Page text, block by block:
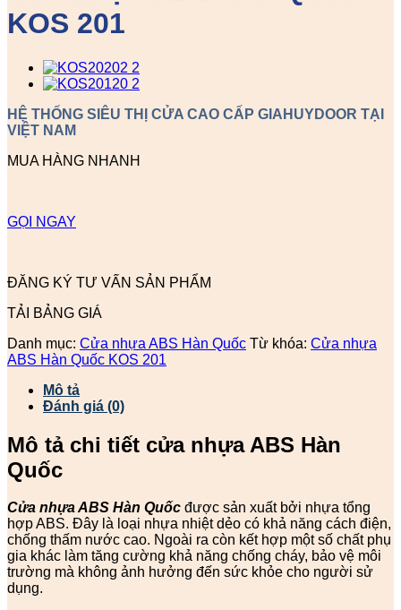
KOS 201
HỆ THỐNG SIÊU THỊ CỬA CAO CẤP GIAHUYDOOR TẠI
VIỆT NAM
MUA HÀNG NHANH
GỌI NGAY
ĐĂNG KÝ TƯ VẤN SẢN PHẨM
TẢI BẢNG GIÁ
Danh mục: Cửa nhựa ABS Hàn Quốc Từ khóa: Cửa nhựa
ABS Hàn Quốc KOS 201
Mô tả
Đánh giá (0)
Mô tả chi tiết cửa nhựa ABS Hàn
Quốc
Cửa nhựa ABS Hàn Quốc được sản xuất bởi nhựa tổng
hợp ABS. Đây là loại nhựa nhiệt dẻo có khả năng cách điện,
chống thấm nước cao. Ngoài ra còn kết hợp một số chất phụ
gia khác làm tăng cường khả năng chống cháy, bảo vệ môi
trường mà không ảnh hưởng đến sức khỏe cho người sử
dụng.